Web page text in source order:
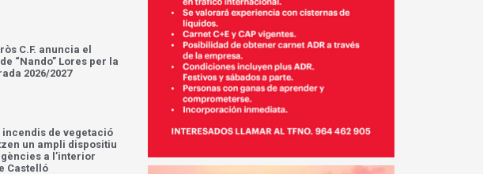
C.F. anuncia el
“Nando” Lores per la
2026/2027
incendis de vegetació
un ampli dispositiu
a l’interior
Castelló